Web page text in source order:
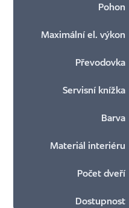
Pohon
Maximální el. výkon
Převodovka
Servisní knížka
Barva
Materiál interiéru
Počet dveří
Dostupnost